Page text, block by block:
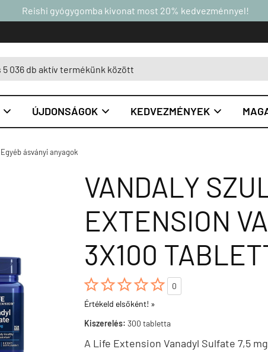
Reishi gyógygomba kivonat most 20% kedvezménnyel!
 ÚJDONSÁGOK  KEDVEZMÉNYEK 
Egyéb ásványi anyagok
VANDALY
EXTENSION
3X100

0
Értékeld elsőként! »
Kiszerelés: 300 tabletta
A Life Extension Vanadyl Sulfate 7,5